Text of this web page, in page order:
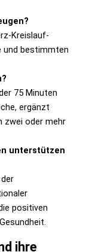
Kreislauf-
und bestimmten
75 Minuten
ergänzt
zwei oder mehr
unterstützen
positiven
ihre